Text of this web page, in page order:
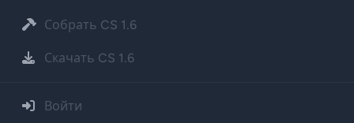
Собрать CS 1.6
Скачать CS 1.6
Войти